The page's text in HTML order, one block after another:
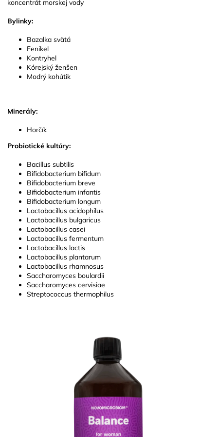
koncentrát morskej vody
Bylinky:
Bazalka svätá
Fenikel
Kontryhel
Kórejský ženšen
Modrý kohútik
Minerály:
Horčík
Probiotické kultúry:
Bacillus subtilis
Bifidobacterium bifidum
Bifidobacterium breve
Bifidobacterium infantis
Bifidobacterium longum
Lactobacillus acidophilus
Lactobacillus bulgaricus
Lactobacillus casei
Lactobacillus fermentum
Lactobacillus lactis
Lactobacillus plantarum
Lactobacillus rhamnosus
Saccharomyces boulardii
Saccharomyces cervisiae
Streptococcus thermophilus